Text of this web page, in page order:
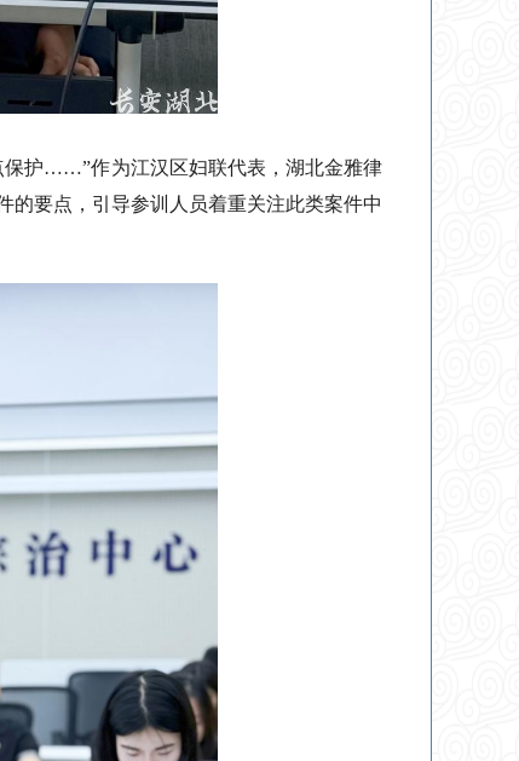
保护……”作为江汉区妇联代表，湖北金雅律
的要点，引导参训人员着重关注此类案件中